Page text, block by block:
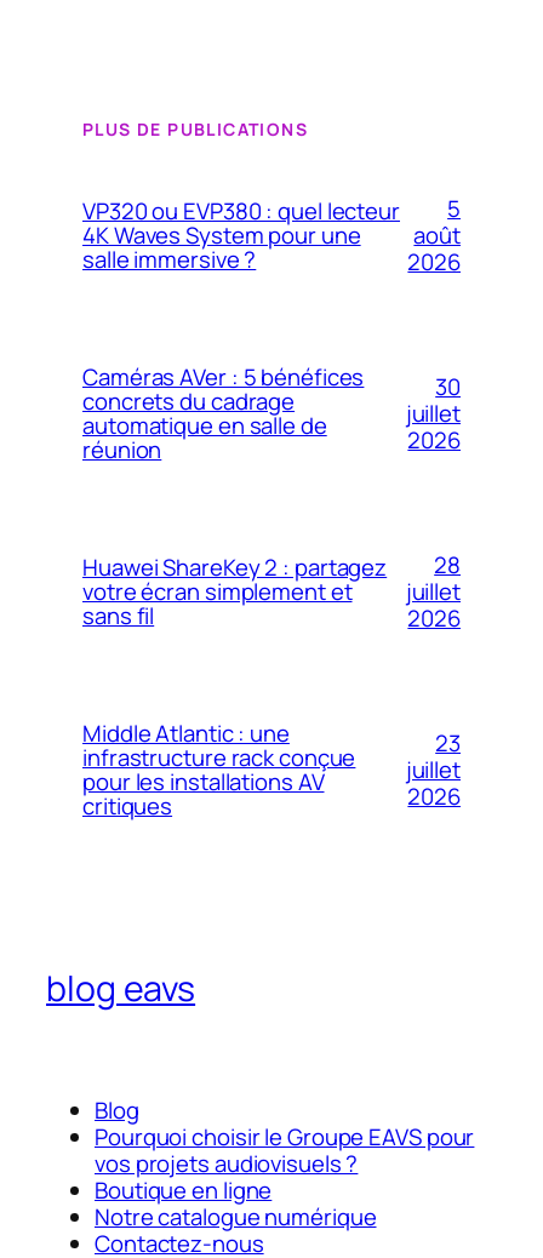
PLUS DE PUBLICATIONS
VP320 ou EVP380 : quel lecteur
4K Waves System pour une
salle immersive ?
5
août
2026
Caméras AVer : 5 bénéfices
concrets du cadrage
automatique en salle de
réunion
30
juillet
2026
Huawei ShareKey 2 : partagez
votre écran simplement et
sans fil
28
juillet
2026
Middle Atlantic : une
infrastructure rack conçue
pour les installations AV
critiques
23
juillet
2026
blog eavs
Blog
Pourquoi choisir le Groupe EAVS pour
vos projets audiovisuels ?
Boutique en ligne
Notre catalogue numérique
Contactez-nous